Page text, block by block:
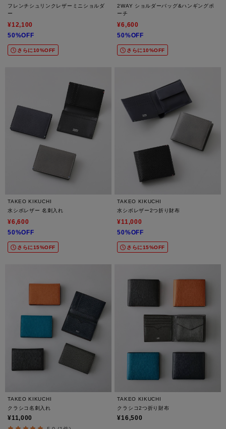
フレンチシュリンクレザーミニショルダ
ー
¥12,100
50%OFF
さらに10%OFF
2WAY ショルダーバッグ&ハンギングポ
ーチ
¥6,600
50%OFF
さらに10%OFF
TAKEO KIKUCHI
水シボレザー 名刺入れ
¥6,600
50%OFF
さらに15%OFF
TAKEO KIKUCHI
水シボレザー2つ折り財布
¥11,000
50%OFF
さらに15%OFF
TAKEO KIKUCHI
クラシコ名刺入れ
¥11,000
TAKEO KIKUCHI
クラシコ2つ折り財布
¥16,500